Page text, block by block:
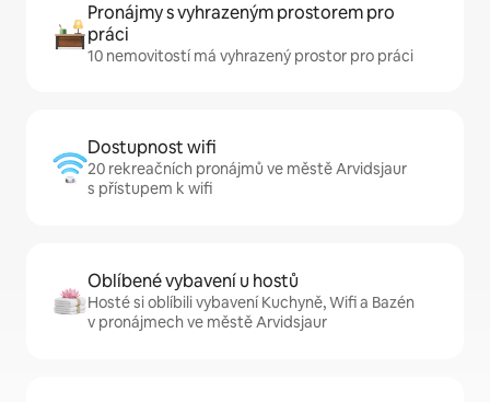
Pronájmy s vyhrazeným prostorem pro
práci
10 nemovitostí má vyhrazený prostor pro práci
Dostupnost wifi
20 rekreačních pronájmů ve městě Arvidsjaur
s přístupem k wifi
Oblíbené vybavení u hostů
Hosté si oblíbili vybavení Kuchyně, Wifi a Bazén
v pronájmech ve městě Arvidsjaur